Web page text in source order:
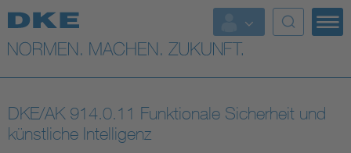
Top-Themen
VDE Fokusthemen
Digital Security
DKE/AK 914.0.11 Funktionale Sicherheit und
künstliche Intelligenz